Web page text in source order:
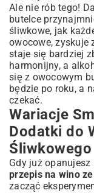
Ale nie rób tego!
butelce
śliwkowe, jak
owocowe, zyskuje
staje się bardziej
harmonijny, a
się z owocowym
będzie po roku, a
czekać.
Wariacje
Dodatki do
Śliwkowego
Gdy już
przepis na wino
zacząć